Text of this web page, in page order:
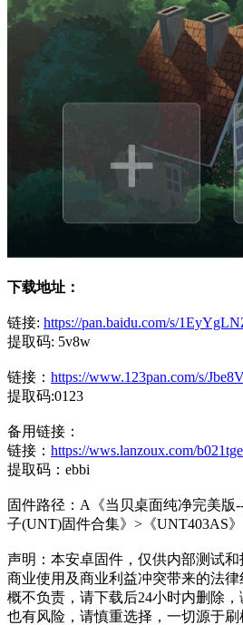
下载地址：
链接: https://pan.baidu.com/s/
提取码: 5v8w
链接： https://www.123pan.com/s/
提取码:0123
备用链接：
链接： https://wws.lanzoux.com/
提取码：ebbi
固件路径：A《当贝桌面纯净完美版
子(UNT)固件合集》>《UNT403AS
声明：本安卓固件，仅供内部测试
商业使用及商业利益冲突带来的法
概不负责，请下载后24小时内删除
也有风险，请慎重选择，一切源于